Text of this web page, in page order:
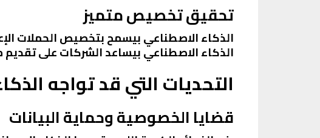
تحقيق تخصيص متميز
الذكاء الاصطناعي بيسمح بتخصيص الحملات
الذكاء الاصطناعي بيساعد الشركات على
التحديات التي قد تواجه
قضايا الخصوصية وحماية البيانات